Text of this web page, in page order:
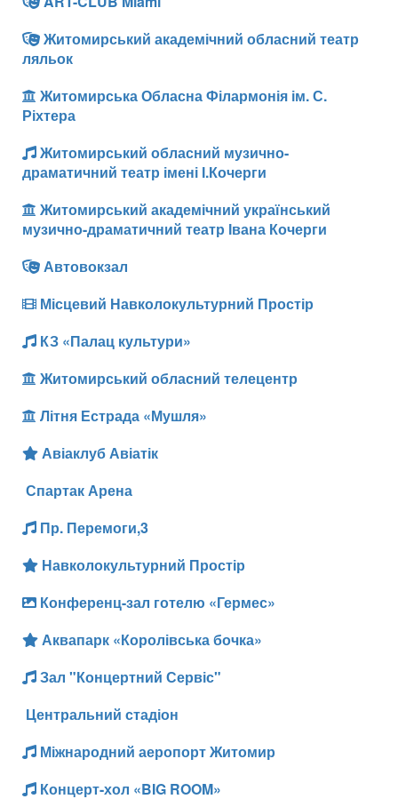
Житомирський академічний обласний театр
ляльок
Житомирська Обласна Філармонія ім. С.
Ріхтера
Житомирський обласний музично-
драматичний театр імені І.Кочерги
Житомирський академічний український
музично-драматичний театр Івана Кочерги
Автовокзал
Місцевий Навколокультурний Простір
КЗ «Палац культури»
Житомирський обласний телецентр
Літня Естрада «Мушля»
Авіаклуб Авіатік
Спартак Арена
Пр. Перемоги,3
Навколокультурний Простір
Конференц-зал готелю «Гермес»
Аквапарк «Королівська бочка»
Зал "Концертний Сервіс"
Центральний стадіон
Міжнародний аеропорт Житомир
Концерт-хол «BIG ROOM»